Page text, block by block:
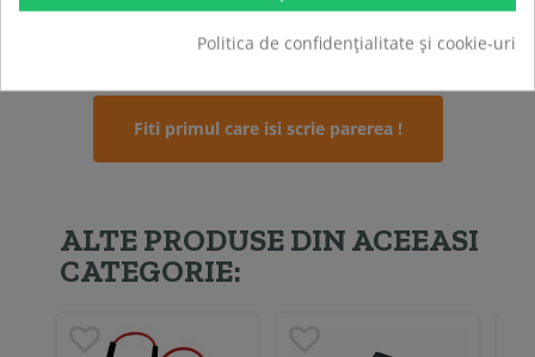
Fitness
Fiti primul care isi scrie parerea !
ALTE PRODUSE DIN ACEEASI
CATEGORIE:
Politica de confidențialitate și cookie-uri